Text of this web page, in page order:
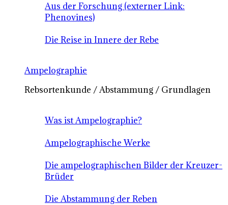
Aus der Forschung (externer Link:
Phenovines)
Die Reise in Innere der Rebe
Ampelographie
Rebsortenkunde / Abstammung / Grundlagen
Was ist Ampelographie?
Ampelographische Werke
Die ampelographischen Bilder der Kreuzer-
Brüder
Die Abstammung der Reben